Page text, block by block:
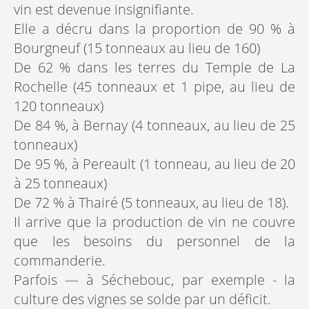
vin est devenue insignifiante.
Elle a décru dans la proportion de 90 % à
Bourgneuf (15 tonneaux au lieu de 160)
De 62 % dans les terres du Temple de La
Rochelle (45 tonneaux et 1 pipe, au lieu de
120 tonneaux)
De 84 %, à Bernay (4 tonneaux, au lieu de 25
tonneaux)
De 95 %, à Pereault (1 tonneau, au lieu de 20
à 25 tonneaux)
De 72 % à Thairé (5 tonneaux, au lieu de 18).
Il arrive que la production de vin ne couvre
que les besoins du personnel de la
commanderie.
Parfois — à Séchebouc, par exemple - la
culture des vignes se solde par un déficit.